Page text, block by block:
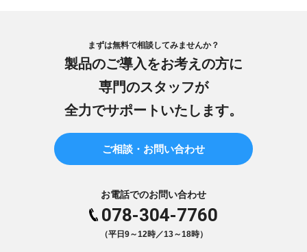
まずは無料で相談してみませんか？
製品のご導入をお考えの方に
専門のスタッフが
全力でサポートいたします。
ご相談・お問い合わせ
お電話でのお問い合わせ
078-304-7760
（平日9～12時／13～18時）